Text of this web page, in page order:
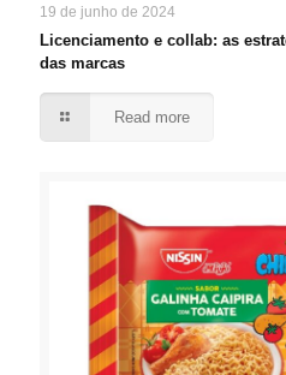
19 de junho de 2024
Licenciamento e collab: as
das marcas
Read more